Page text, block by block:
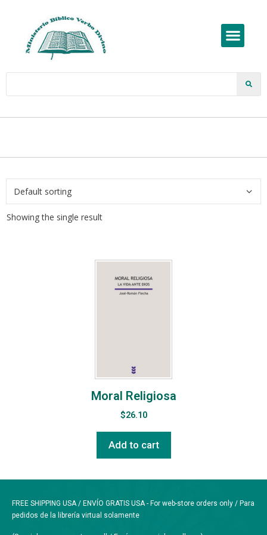
Showing the single result
Moral Religiosa
$26.10
Add to cart
FREE SHIPPING USA / ENVÍO GRATIS USA - For web-store orders only / Para
pedidos de la librería virtual solamente